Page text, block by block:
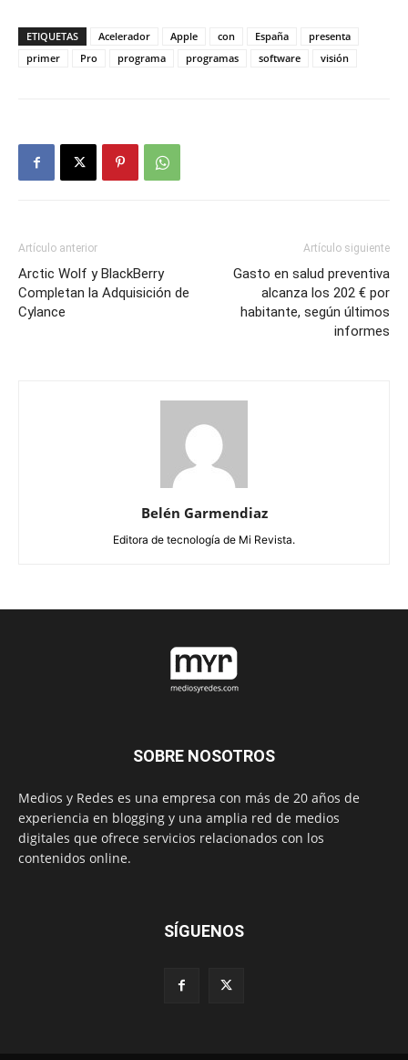
ETIQUETAS Acelerador Apple con España
presenta
primer
Pro programa programas software visión
Artículo anterior
Arctic Wolf y BlackBerry
Completan la Adquisición de
Cylance
Artículo siguiente
Gasto en salud preventiva
alcanza los 202 € por
habitante, según últimos
informes
Belén Garmendiaz
Editora de tecnología de Mi Revista.
SOBRE NOSOTROS
Medios y Redes es una empresa con más de 20 años de
experiencia en blogging y una amplia red de medios
digitales que ofrece servicios relacionados con los
contenidos online.
SÍGUENOS